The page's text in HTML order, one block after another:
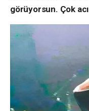
görüyorsun. Çok